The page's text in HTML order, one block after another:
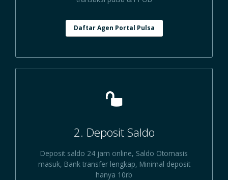
Daftar Agen Portal Pulsa
2. Deposit Saldo
Deposit saldo 24 jam online, Saldo Otomasis
masuk, Bank transfer lengkap, Minimal deposit
hanya 10rb